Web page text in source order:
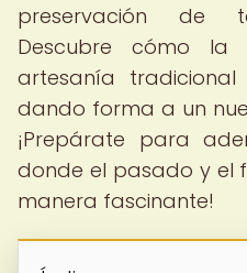
preservación de
Descubre cómo la
artesanía
dando forma a un
¡Prepárate para
donde el pasado y el
manera fascinante!